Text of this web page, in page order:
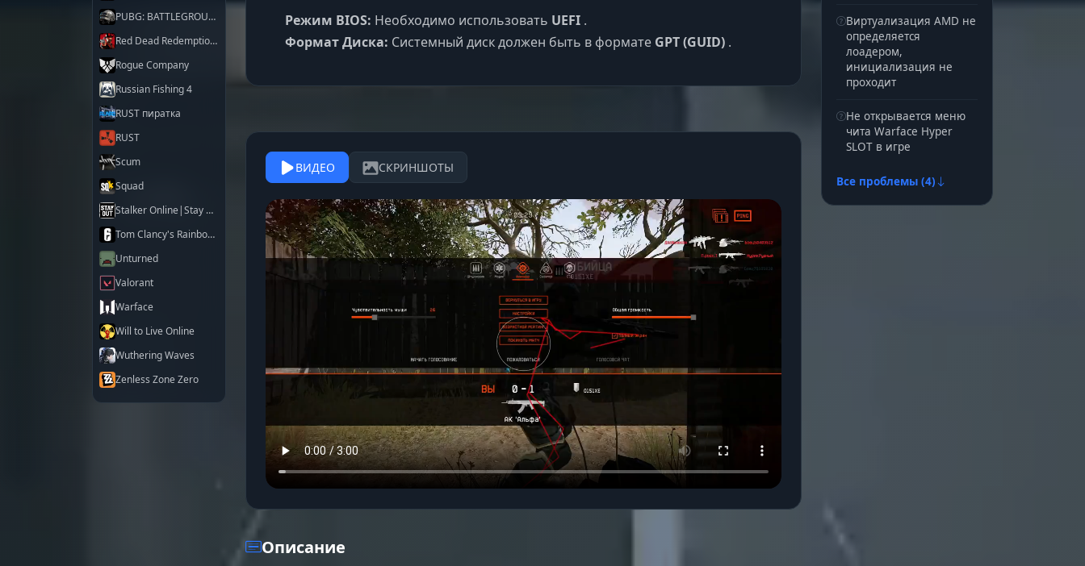
PUBG: BATTLEGROUNDS
Red Dead Redemption 2
Rogue Company
Russian Fishing 4
RUST пиратка
RUST
Scum
Squad
Stalker Online|Stay Out
Tom Clancy's Rainbow Six Siege X
Unturned
Valorant
Warface
Will to Live Online
Wuthering Waves
Zenless Zone Zero
Режим BIOS: Необходимо использовать UEFI .
Формат Диска: Системный диск должен быть в формате GPT (GUID) .
ВИДЕО СКРИНШОТЫ
Описание
Виртуализация AMD не
определяется
лоадером,
инициализация не
проходит
Не открывается меню
чита Warface Hyper
SLOT в игре
Все проблемы (4)